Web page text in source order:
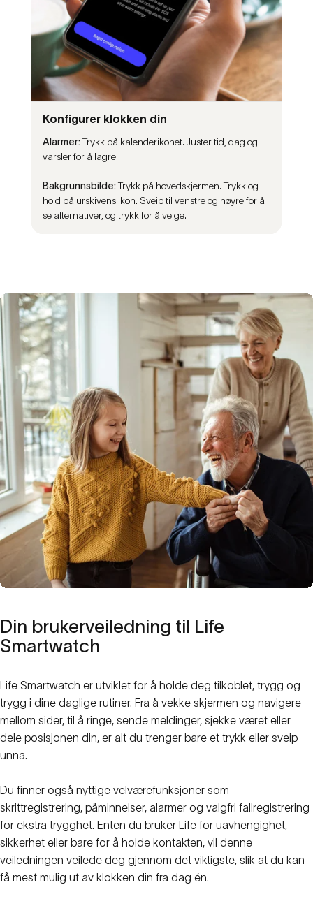
Konfigurer klokken din
Alarmer:Trykk på kalenderikonet. Juster tid, dag og
varsler for å lagre.
Bakgrunnsbilde:Trykk på hovedskjermen. Trykk og
hold på urskivens ikon. Sveip til venstre og høyre for å
se alternativer, og trykk for å velge.
Din brukerveiledning til Life
Smartwatch
Life Smartwatch er utviklet for å holde deg tilkoblet, trygg og
trygg i dine daglige rutiner. Fra å vekke skjermen og navigere
mellom sider, til å ringe, sende meldinger, sjekke været eller
dele posisjonen din, er alt du trenger bare et trykk eller sveip
unna.
Du finner også nyttige velværefunksjoner som
skrittregistrering, påminnelser, alarmer og valgfri fallregistrering
for ekstra trygghet. Enten du bruker Life for uavhengighet,
sikkerhet eller bare for å holde kontakten, vil denne
veiledningen veilede deg gjennom det viktigste, slik at du kan
få mest mulig ut av klokken din fra dag én.